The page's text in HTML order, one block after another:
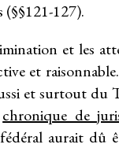
(§§121-127).
et les
et
et surtout du
chronique de
aurait dû